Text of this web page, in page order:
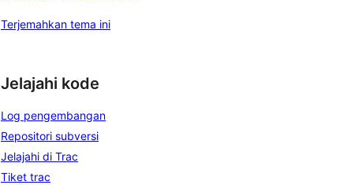
Terjemahkan tema ini
Jelajahi kode
Log pengembangan
Repositori subversi
Jelajahi di Trac
Tiket trac